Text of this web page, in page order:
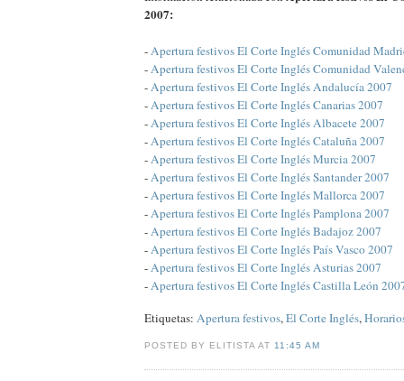
2007:
-Apertura festivos El Corte Inglés Comunidad
-Apertura festivos El Corte Inglés Comunidad
-Apertura festivos El Corte Inglés Andalucía 2007
-Apertura festivos El Corte Inglés Canarias 2007
-Apertura festivos El Corte Inglés Albacete 2007
-Apertura festivos El Corte Inglés Cataluña 2007
-Apertura festivos El Corte Inglés Murcia 2007
-Apertura festivos El Corte Inglés Santander 2007
-Apertura festivos El Corte Inglés Mallorca 2007
-Apertura festivos El Corte Inglés Pamplona 2007
-Apertura festivos El Corte Inglés Badajoz 2007
-Apertura festivos El Corte Inglés País Vasco 2007
-Apertura festivos El Corte Inglés Asturias 2007
-Apertura festivos El Corte Inglés Castilla León
Etiquetas: Apertura festivos,El Corte Inglés,
POSTED BY ELITISTA AT 11:45 AM